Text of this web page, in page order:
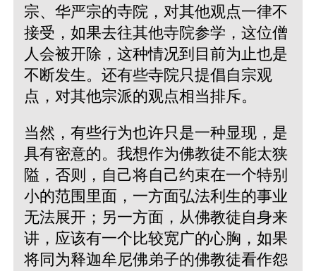
宗、华严宗的寺院，对其他观点一律不
接受，如果去往其他寺院参学，这位僧
人会被开除，这种情况到目前为止也是
不断发生。还有些寺院只提倡自宗观
点，对其他宗派的观点相当排斥。
当然，有些行为也许只是一种显现，是
具有密意的。我想作为佛教徒不能太狭
隘，否则，自己将自己约束在一个特别
小的范围里面，一方面弘法利生的事业
无法展开；另一方面，从佛教徒自身来
讲，应该有一个比较宽广的心胸，如果
将同为释迦牟尼佛弟子的佛教徒看作怨